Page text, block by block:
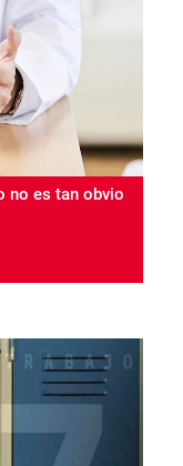
no es tan obvio